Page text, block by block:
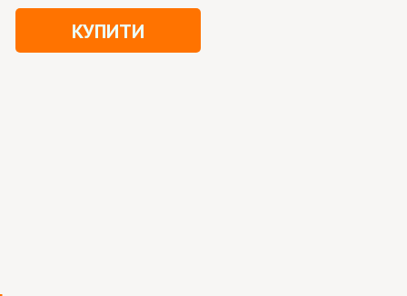
КУПИТИ